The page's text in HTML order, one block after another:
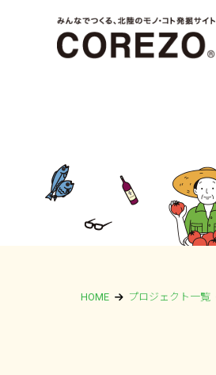
HOME プロジェクト一覧